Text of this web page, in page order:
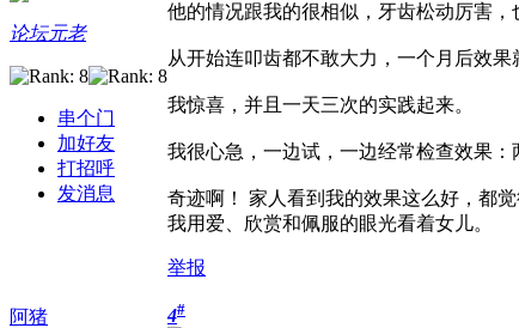
论坛元老
串个门
加好友
打招呼
发消息
他的情况跟我的很相似，牙齿松动厉害，
从开始连叩齿都不敢大力，一个月后效果
我惊喜，并且一天三次的实践起来。
我很心急，一边试，一边经常检查效果
奇迹啊！ 家人看到我的效果这么好，都
我用爱、欣赏和佩服的眼光看着女儿。
举报
阿猪 4#